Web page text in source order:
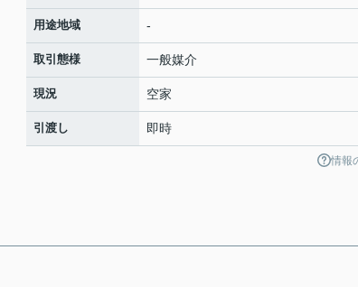
用途地域 -
取引態様 一般媒介
現況 空家
引渡し 即時
情報